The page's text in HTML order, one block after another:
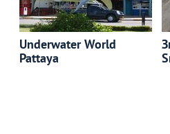
Underwater World
Pattaya